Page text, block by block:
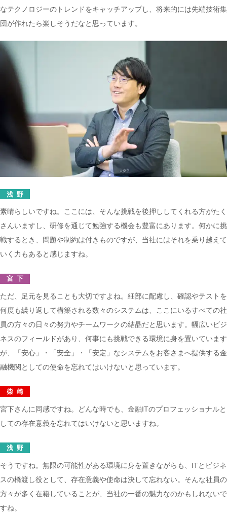
なテクノロジーのトレンドをキャッチアップし、将来的には先端技術集
団が作れたら楽しそうだなと思っています。
浅野
素晴らしいですね。ここには、そんな挑戦を後押ししてくれる方がたく
さんいますし、研修を通じて勉強する機会も豊富にあります。何かに挑
戦するとき、問題や制約は付きものですが、当社にはそれを乗り越えて
いく力もあると感じますね。
宮下
ただ、足元を見ることも大切ですよね。細部に配慮し、確認やテストを
何度も繰り返して構築される数々のシステムは、ここにいるすべての社
員の方々の日々の努力やチームワークの結晶だと思います。幅広いビジ
ネスのフィールドがあり、何事にも挑戦できる環境に身を置いています
が、「安心」・「安全」・「安定」なシステムをお客さまへ提供する金
融機関としての使命を忘れてはいけないと思っています。
柴崎
宮下さんに同感ですね。どんな時でも、金融ITのプロフェッショナルと
しての存在意義を忘れてはいけないと思いますね。
浅野
そうですね。無限の可能性がある環境に身を置きながらも、ITとビジネ
スの橋渡し役として、存在意義や使命は決して忘れない。そんな社員の
方々が多く在籍していることが、当社の一番の魅力なのかもしれないで
すね。